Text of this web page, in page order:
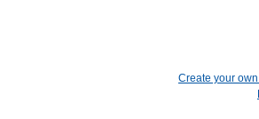
Create your